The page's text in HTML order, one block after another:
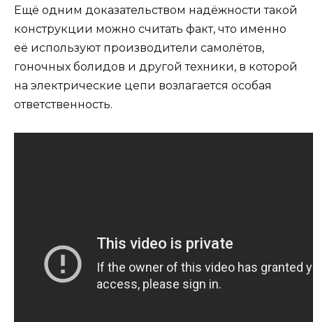
Ещё одним доказательством надёжности такой
конструкции можно считать факт, что именно
её используют производители самолётов,
гоночных болидов и другой техники, в которой
на электрические цепи возлагается особая
ответственность.